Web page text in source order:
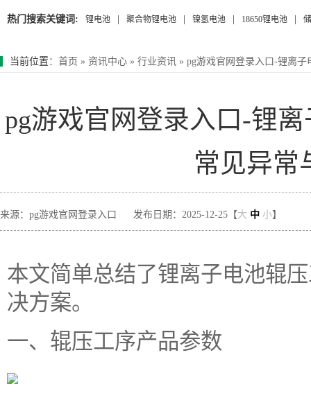
热门搜索关键词: 锂电池 聚合物锂电池 镍氢电池 18650锂电池
当前位置 ： 首页 » 资讯中心 » 行业资讯 » pg游戏官网登录入口-锂离
pg游戏官网登录入口-锂
常见异常
来源：pg游戏官网登录入口 发布日期：2025-12-25【大 中 小】
本文简单总结了锂离子电池辊
决方案。
一、辊压工序产品参数